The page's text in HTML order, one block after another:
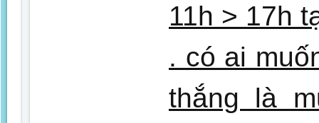
11h > 17h
. có ai
thắng là